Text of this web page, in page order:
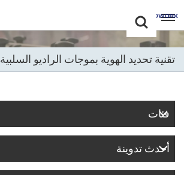
+86 -18681515767
English
Français
Deutsch
تقنية تحديد الهوية بموجات الراديو السلبية UHF
فئات
أحدث تدوينة